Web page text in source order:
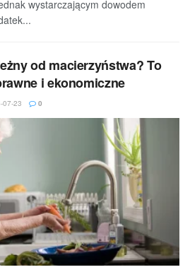
wystarczającym dowodem
od macierzyństwa? To
i ekonomiczne
07-23 0